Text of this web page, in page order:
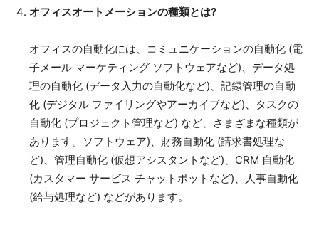
オフィスオートメーションの種類とは?
オフィスの自動化には、コミュニケーションの自動化 (電
子メール マーケティング ソフトウェアなど)、データ処
理の自動化 (データ入力の自動化など)、記録管理の自動
化 (デジタル ファイリングやアーカイブなど)、タスクの
自動化 (プロジェクト管理など) など、さまざまな種類が
あります。ソフトウェア)、財務自動化 (請求書処理な
ど)、管理自動化 (仮想アシスタントなど)、CRM 自動化
(カスタマー サービス チャットボットなど)、人事自動化
(給与処理など) などがあります。